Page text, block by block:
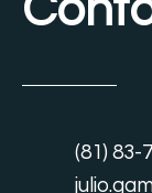
(81) 83-